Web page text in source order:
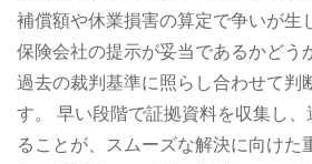
補償額や休業損害の算定で争いが生
保険会社の提示が妥当であるかどう
過去の裁判基準に照らし合わせて判
す。
早い段階で証拠資料を収集し
ることが、スムーズな解決に向けた